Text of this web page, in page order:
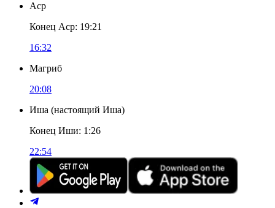
Аср
Конец Аср: 19:21
16:32
Магриб
20:08
Иша (настоящий Иша)
Конец Иши: 1:26
22:54